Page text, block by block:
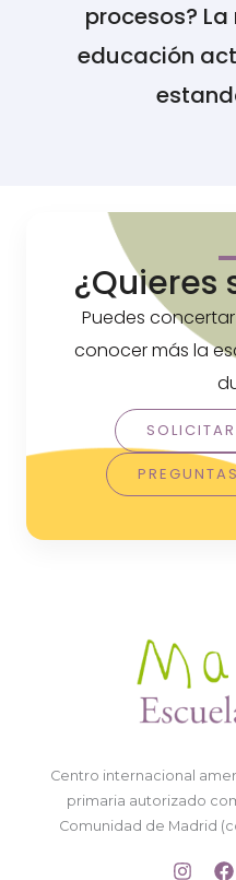
procesos?
educación
¿Quieres
Puedes
conocer más la
Centro internacional
primaria autorizado
Comunidad de Madrid